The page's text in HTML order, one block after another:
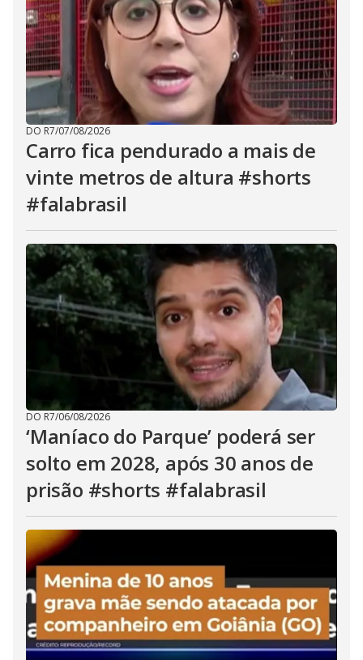
DO R7/07/08/2026
Carro fica pendurado a mais de
vinte metros de altura #shorts
#falabrasil
DO R7/06/08/2026
‘Maníaco do Parque’ poderá ser
solto em 2028, após 30 anos de
prisão #shorts #falabrasil